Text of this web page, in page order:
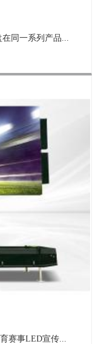
同一系列产品...
赛事LED宣传...